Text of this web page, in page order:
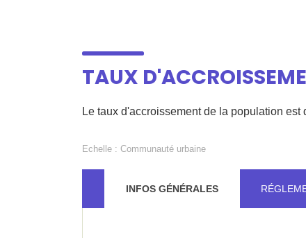
TAUX
Le taux d'accroissement de la population
Echelle : Communauté urbaine
INFOS GÉNÉRALES